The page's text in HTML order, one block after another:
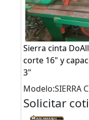
Sierra cinta
corte 16" y
3"
Modelo:SIERRA
Solicitar